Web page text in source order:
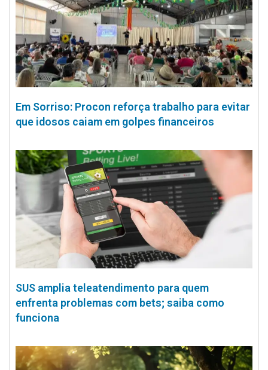
Em Sorriso: Procon reforça trabalho para evitar
que idosos caiam em golpes financeiros
SUS amplia teleatendimento para quem
enfrenta problemas com bets; saiba como
funciona